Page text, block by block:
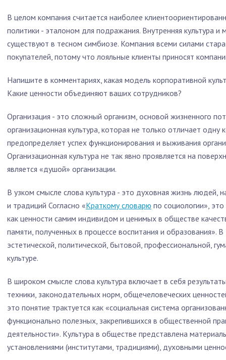
В целом компания считается наиболее
политики - эталоном для подражания. Внутренняя культура и
существуют в тесном симбиозе. Компания всеми силами
покупателей, потому что лояльные клиенты приносят
Напишите в комментариях, какая модель корпоративной
Какие ценности объединяют ваших сотрудников?
Организация - это сложный организм, основой жизненного
организационная культура, которая не только отличает
предопределяет успех функционирования и выживания
Организационная культура не так явно проявляется на
является «душой» организации.
В узком смысле слова культура - это духовная жизнь людей,
и традиций Согласно «Краткому словарю по социологии»,
как ценности самим индивидом и ценимых в обществе
памяти, полученных в процессе воспитания и образования».
эстетической, политической, бытовой, профессиональной,
культуре.
В широком смысле слова культура включает в себя
техники, законодательных норм, общечеловеческих
это понятие трактуется как «социальная система
функционально полезных, закрепившихся в общественной
деятельности». Культура в обществе представлена
установлениями (институтами, традициями), духовными